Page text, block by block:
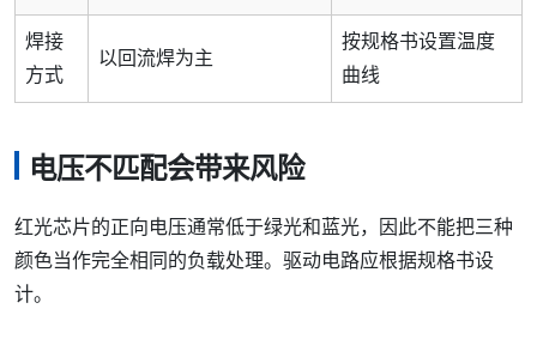
焊接
方式
以回流焊为主
按规格书设置温度
曲线
电压不匹配会带来风险
红光芯片的正向电压通常低于绿光和蓝光，因此不能把三种
颜色当作完全相同的负载处理。驱动电路应根据规格书设
计。